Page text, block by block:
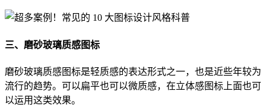
三、磨砂玻璃质感图标
磨砂玻璃质感图标是轻质感的表达形式之一，也是近些年较为
流行的趋势。可以扁平也可以微质感，在立体感图标上面也可
以运用这类效果。